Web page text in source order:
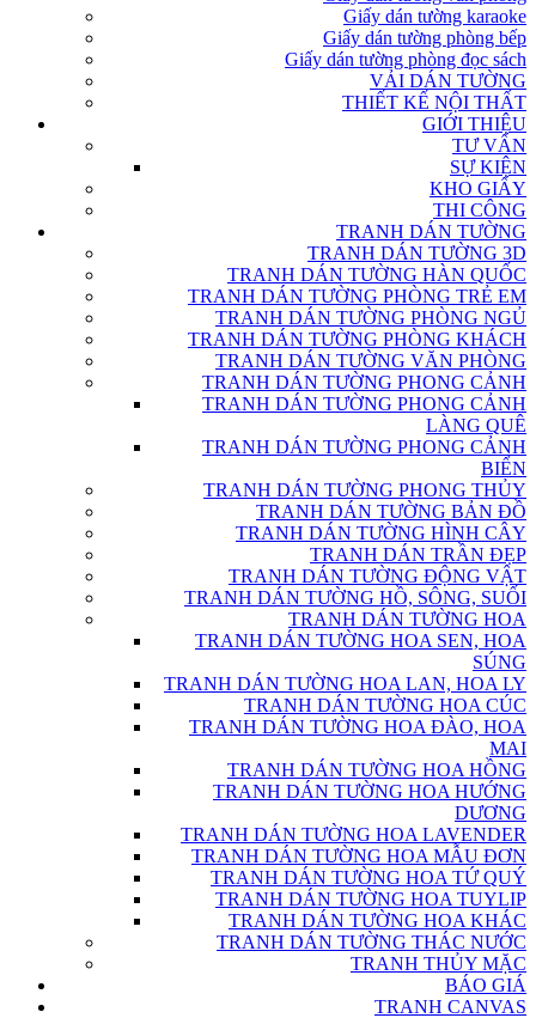
Giấy dán tường karaoke
Giấy dán tường phòng bếp
Giấy dán tường phòng đọc sách
VẢI DÁN TƯỜNG
THIẾT KẾ NỘI THẤT
GIỚI THIỆU
TƯ VẤN
SỰ KIỆN
KHO GIẤY
THI CÔNG
TRANH DÁN TƯỜNG
TRANH DÁN TƯỜNG 3D
TRANH DÁN TƯỜNG HÀN QUỐC
TRANH DÁN TƯỜNG PHÒNG TRẺ EM
TRANH DÁN TƯỜNG PHÒNG NGỦ
TRANH DÁN TƯỜNG PHÒNG KHÁCH
TRANH DÁN TƯỜNG VĂN PHÒNG
TRANH DÁN TƯỜNG PHONG CẢNH
TRANH DÁN TƯỜNG PHONG CẢNH
LÀNG QUÊ
TRANH DÁN TƯỜNG PHONG CẢNH
BIỂN
TRANH DÁN TƯỜNG PHONG THỦY
TRANH DÁN TƯỜNG BẢN ĐỒ
TRANH DÁN TƯỜNG HÌNH CÂY
TRANH DÁN TRẦN ĐẸP
TRANH DÁN TƯỜNG ĐỘNG VẬT
TRANH DÁN TƯỜNG HỒ, SÔNG, SUỐI
TRANH DÁN TƯỜNG HOA
TRANH DÁN TƯỜNG HOA SEN, HOA
SÚNG
TRANH DÁN TƯỜNG HOA LAN, HOA LY
TRANH DÁN TƯỜNG HOA CÚC
TRANH DÁN TƯỜNG HOA ĐÀO, HOA
MAI
TRANH DÁN TƯỜNG HOA HỒNG
TRANH DÁN TƯỜNG HOA HƯỚNG
DƯƠNG
TRANH DÁN TƯỜNG HOA LAVENDER
TRANH DÁN TƯỜNG HOA MẪU ĐƠN
TRANH DÁN TƯỜNG HOA TỨ QUÝ
TRANH DÁN TƯỜNG HOA TUYLIP
TRANH DÁN TƯỜNG HOA KHÁC
TRANH DÁN TƯỜNG THÁC NƯỚC
TRANH THỦY MẶC
BÁO GIÁ
TRANH CANVAS